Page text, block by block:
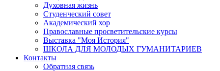
Духовная жизнь
Студенческий совет
Академический хор
Православные просветительские курсы
Выставка "Моя История"
ШКОЛА ДЛЯ МОЛОДЫХ ГУМАНИТАРИЕВ
Контакты
Обратная связь